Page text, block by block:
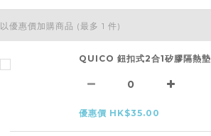
以優惠價加購商品 (最多 1 件)
QUICO 鈕扣式2合1矽膠隔熱墊
優惠價 HK$35.00